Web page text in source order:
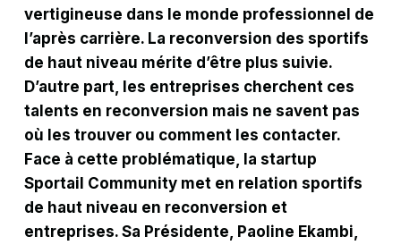
vertigineuse dans le monde professionnel de
l’après carrière. La reconversion des sportifs
de haut niveau mérite d’être plus suivie.
D’autre part, les entreprises cherchent ces
talents en reconversion mais ne savent pas
où les trouver ou comment les contacter.
Face à cette problématique, la startup
Sportail Community met en relation sportifs
de haut niveau en reconversion et
entreprises. Sa Présidente, Paoline Ekambi,